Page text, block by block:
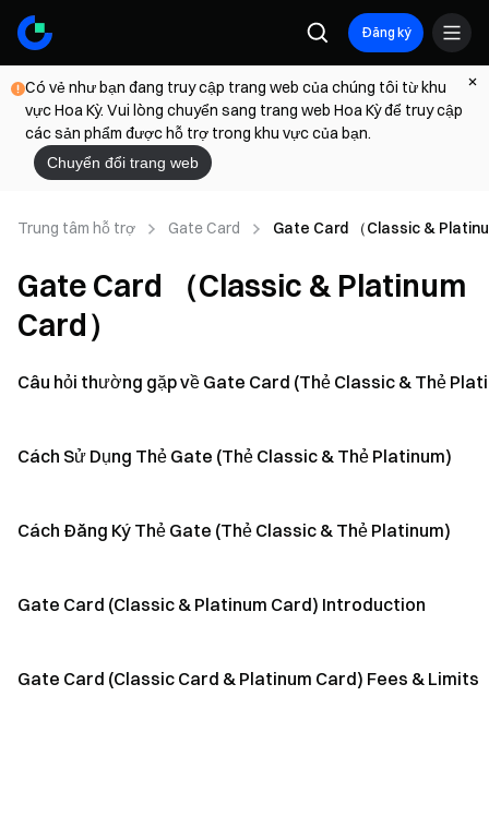
Đăng ký
Có vẻ như bạn đang truy cập trang web của chúng tôi từ khu
vực Hoa Kỳ. Vui lòng chuyển sang trang web Hoa Kỳ để truy cập
các sản phẩm được hỗ trợ trong khu vực của bạn.
Chuyển đổi trang web
Trung tâm hỗ trợ Gate Card Gate Card （Classic &
Gate Card （Classic & Platinum
Card）
Câu hỏi thường gặp về Gate Card (Thẻ Classic & Thẻ
Cách Sử Dụng Thẻ Gate (Thẻ Classic & Thẻ Platinum)
Cách Đăng Ký Thẻ Gate (Thẻ Classic & Thẻ Platinum)
Gate Card (Classic & Platinum Card) Introduction
Gate Card (Classic Card & Platinum Card) Fees & Limits